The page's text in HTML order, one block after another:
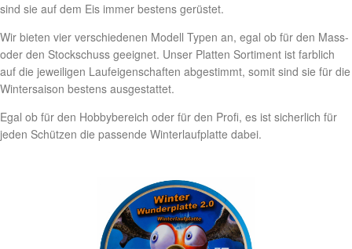
sind sie auf dem Eis immer bestens gerüstet.
Wir bieten vier verschiedenen Modell Typen an, egal ob für den Mass-
oder den Stockschuss geeignet. Unser Platten Sortiment ist farblich
auf die jeweiligen Laufeigenschaften abgestimmt, somit sind sie für die
Wintersaison bestens ausgestattet.
Egal ob für den Hobbybereich oder für den Profi, es ist sicherlich für
jeden Schützen die passende Winterlaufplatte dabei.